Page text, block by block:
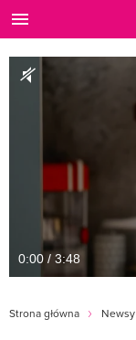
0:00 / 3:48
Strona główna Newsy